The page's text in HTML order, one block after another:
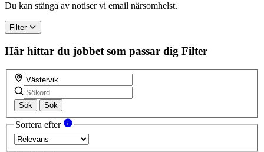
Du kan stänga av notiser vi email närsomhelst.
Filter
Här hittar du jobbet som passar dig Filter
Sök Sök
Sortera efter